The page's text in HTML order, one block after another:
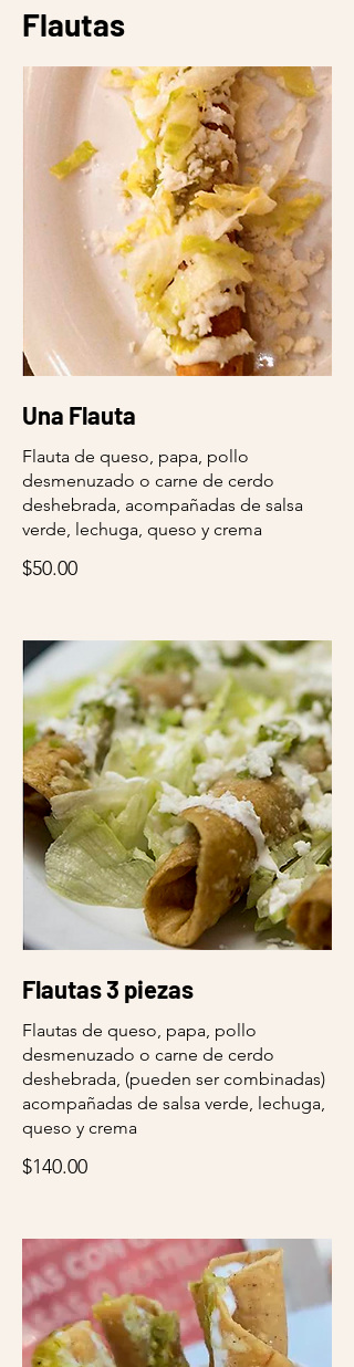
Flautas
Una Flauta
Flauta de queso, papa, pollo
desmenuzado o carne de cerdo
deshebrada, acompañadas de salsa
verde, lechuga, queso y crema
$50.00
Flautas 3 piezas
Flautas de queso, papa, pollo
desmenuzado o carne de cerdo
deshebrada, (pueden ser combinadas)
acompañadas de salsa verde, lechuga,
queso y crema
$140.00